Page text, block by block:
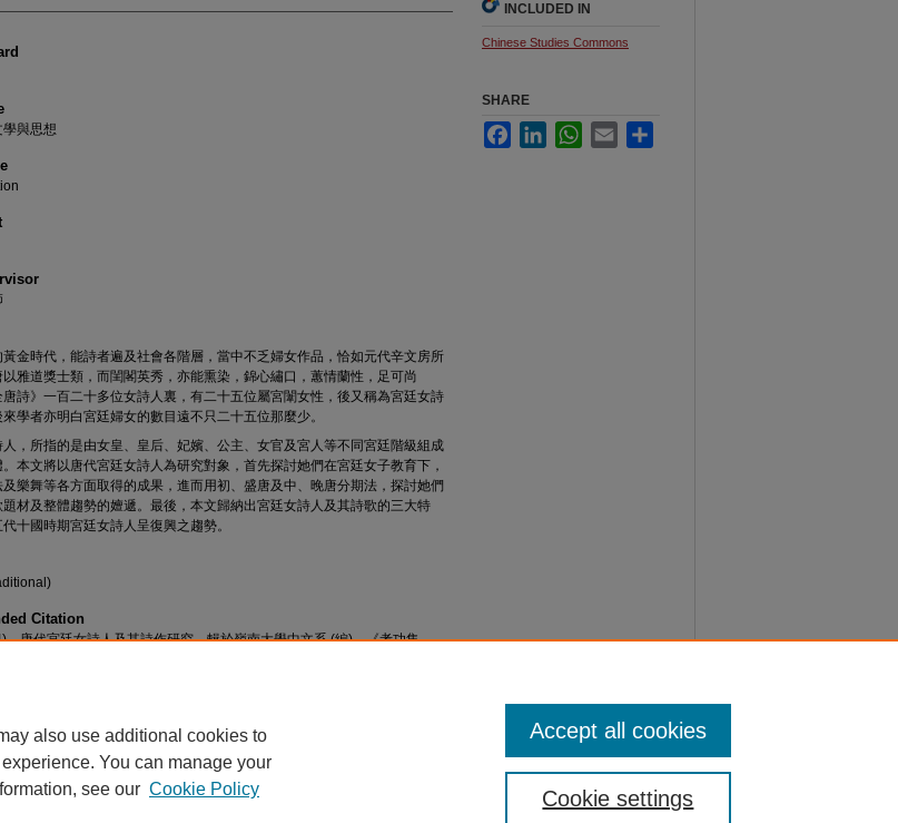
與思想
黃金時代，能詩者遍及社會各階層，當中不乏婦女作品，恰如元代辛文房所
雅道獎士類，而閨閣英秀，亦能熏染，錦心繡口，蕙情蘭性，足可尚
詩》一百二十多位女詩人裏，有二十五位屬宮闈女性，後又稱為宮廷女詩
學者亦明白宮廷婦女的數目遠不只二十五位那麼少。
人，所指的是由女皇、皇后、妃嬪、公主、女官及宮人等不同宮廷階級組成
本文將以唐代宮廷女詩人為研究對象，首先探討她們在宮廷女子教育下，
樂舞等各方面取得的成果，進而用初、盛唐及中、晚唐分期法，探討她們
題材及整體趨勢的嬗遞。最後，本文歸納出宮廷女詩人及其詩歌的三大特
十國時期宮廷女詩人呈復興之趨勢。
Citation
。唐代宮廷女詩人及其詩作研究。輯於嶺南大學中文系 (編)，《考功集
INCLUDED IN
Chinese Studies Commons
SHARE
FacebookLinkedInWhatsApp
Email
also use additional cookies to
You can manage your
see our Cookie Policy Cookie settings
Accept all cookies